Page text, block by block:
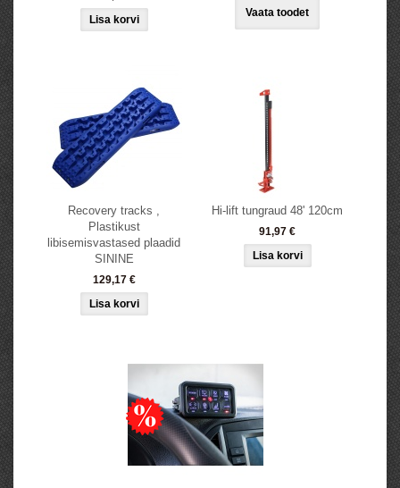
Vaata toodet
Recovery tracks ,
Plastikust
libisemisvastased plaadid
SININE
129,17 €
Hi-lift tungraud 48' 120cm
91,97 €